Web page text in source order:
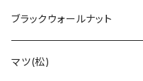
ブラックウォールナット
マツ(松)